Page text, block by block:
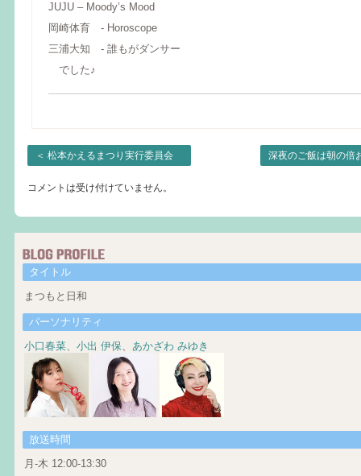
JUJU – Moody’s Mood
岡崎体育 - Horoscope
三浦大知 - 誰もがダンサー
でした♪
＜ 松本かえるまつり実行委員会 深夜のご飯は朝の倍
コメントは受け付けていません。
タイトル
まつもと日和
パーソナリティ
小口春菜
小出 伊保 あかざわ みゆき
放送時間
月-木 12:00-13:30